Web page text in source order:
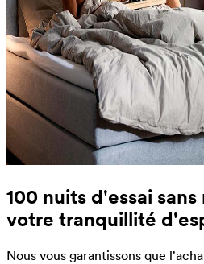
100 nuits d'essai
votre tranquillité
Nous vous garantissons que